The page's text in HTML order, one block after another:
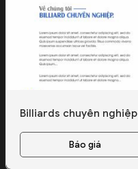
Billiards chuyên nghiệp
Báo giá